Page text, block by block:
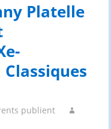
Platelle
publient